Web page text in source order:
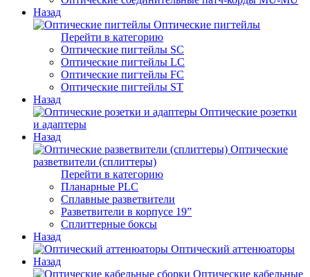
Назад
Оптические пигтейлы
Перейти в категорию
Оптические пигтейлы SC
Оптические пигтейлы LC
Оптические пигтейлы FC
Оптические пигтейлы ST
Назад
Оптические розетки
и адаптеры
Назад
Оптические
разветвители (сплиттеры)
Перейти в категорию
Планарные PLC
Сплавные разветвители
Разветвители в корпусе 19”
Сплиттерные боксы
Назад
Оптический аттенюаторы
Назад
Оптические кабельные